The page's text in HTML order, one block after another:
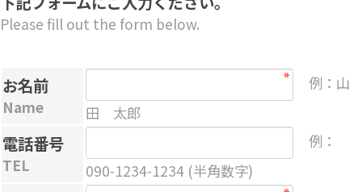
Please fill out the form below.
お名前
Name
例：山
田 太郎
電話番号
TEL
例：
090-1234-1234 (半角数字)